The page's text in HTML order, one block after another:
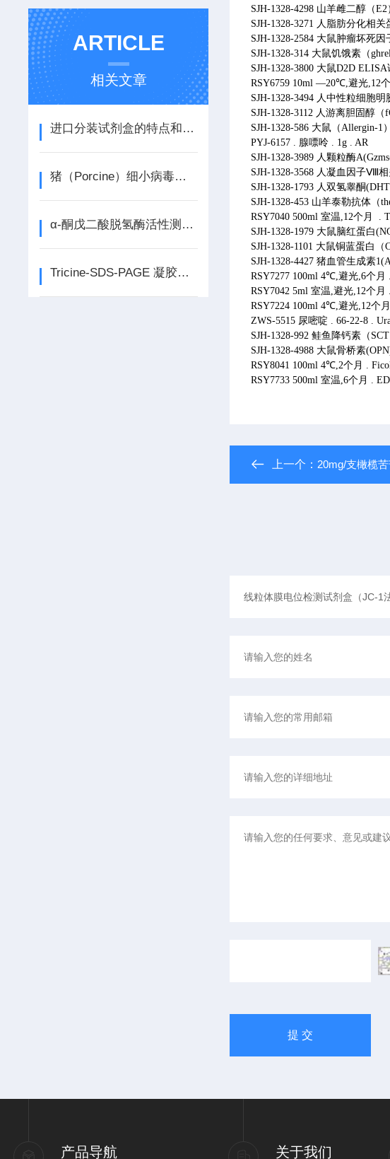
SJH-1328-4298 山羊雌二醇（
SJH-1328-3271 人脂肪分化相
SJH-1328-2584 大鼠肿瘤坏死
SJH-1328-314 大鼠饥饿素（
SJH-1328-3800 大鼠D2D ELISA
RSY6759 10ml —20℃,避光,12
SJH-1328-3494 人中性粒细胞
SJH-1328-3112 人游离胆固醇
SJH-1328-586 大鼠（Allergin-
PYJ-6157 . 腺嘌呤 . 1g . AR
SJH-1328-3989 人颗粒酶
SJH-1328-3568 人凝血因子Ⅷ
SJH-1328-1793 人双氢睾酮
SJH-1328-453 山羊泰勒抗体（
RSY7040 500ml 室温,12个月 .
SJH-1328-1979 大鼠脑红蛋白
SJH-1328-1101 大鼠铜蓝蛋白
SJH-1328-4427 猪血管生成素
RSY7277 100ml 4℃,避光,6个
RSY7042 5ml 室温,避光,12个
RSY7224 100ml 4℃,避光,12个
ZWS-5515 尿嘧啶 . 66-22-8 .
SJH-1328-992 鲑鱼降钙素（
SJH-1328-4988 大鼠骨桥素
RSY8041 100ml 4℃,2个月 .
RSY7733 500ml 室温,6个月 .
上一个： 20mg/支橄榄苦
ARTICLE
相关文章
进口分装试剂盒的特点和适用范围
猪（Porcine）细小病毒（PPV）ELISA检测试剂盒说明书
α-酮戊二酸脱氢酶活性测定试剂盒说明书
Tricine-SDS-PAGE 凝胶配制试剂盒说明书
产品导航 关于我们